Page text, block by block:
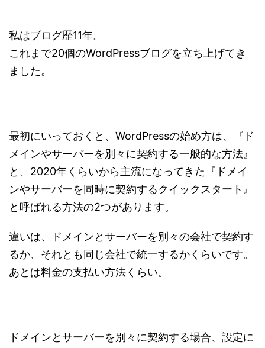
私はブログ歴11年。
これまで20個のWordPressブログを立ち上げてき
ました。
最初にいっておくと、WordPressの始め方は、『ド
メインやサーバーを別々に契約する一般的な方法』
と、2020年くらいから主流になってきた『ドメイ
ンやサーバーを同時に契約するクイックスタート』
と呼ばれる方法の2つがあります。
違いは、ドメインとサーバーを別々の会社で契約す
るか、それとも同じ会社で統一するかくらいです。
あとは料金の支払い方法くらい。
ドメインとサーバーを別々に契約する場合、設定に